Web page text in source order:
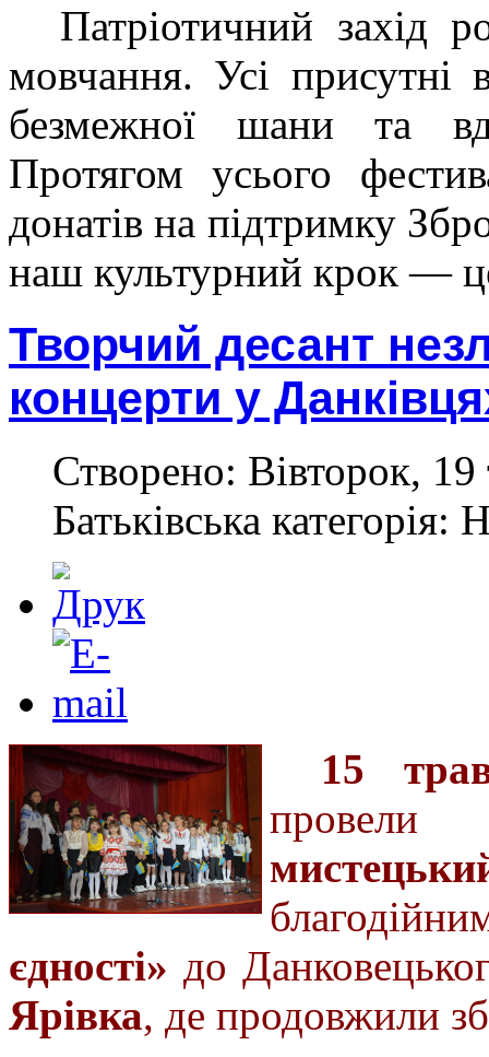
Патріотичний захід
мовчання. Усі присутні
безмежної шани та
Протягом усього
донатів на підтримку
наш культурний крок —
Творчий десант
концерти у
Створено: Вівторок,
Батьківська категорія:
15
єдності» до
Ярівка, де продовжили